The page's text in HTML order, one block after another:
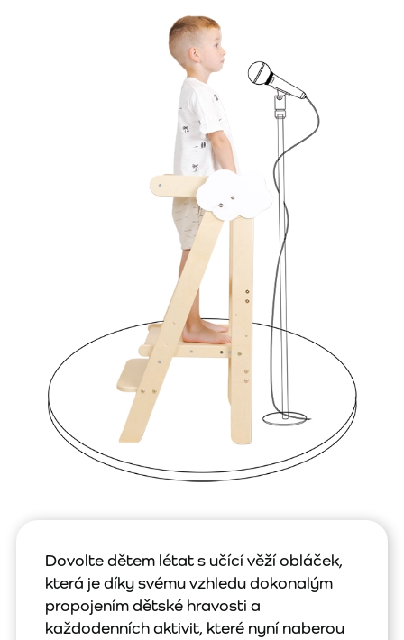
Dovolte dětem létat s učící věží obláček,
která je díky svému vzhledu dokonalým
propojením dětské hravosti a
každodenních aktivit, které nyní naberou